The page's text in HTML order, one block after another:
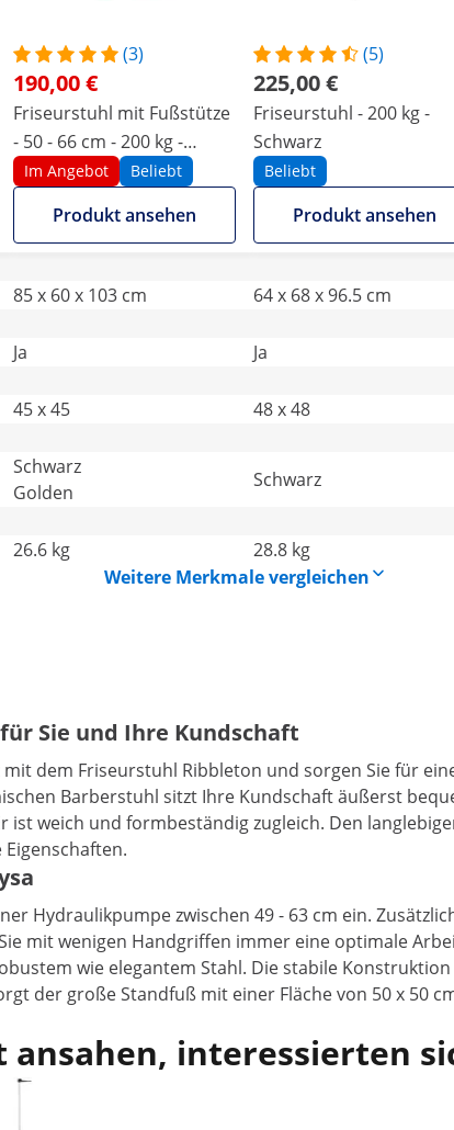
(3)
190,00 €
Friseurstuhl mit Fußstütze
- 50 - 66 cm - 200 kg -
Schwarz, Golden
Im Angebot Beliebt
Produkt ansehen
(5)
225,00 €
Friseurstuhl - 200 kg -
Schwarz
Beliebt
Produkt ansehen
85 x 60 x 103 cm 64 x 68 x 96.5 cm
Ja Ja
45 x 45 48 x 48
Schwarz
Golden
Schwarz
26.6 kg 28.8 kg
Weitere Merkmale vergleichen
Sie und Ihre Kundschaft
dem Friseurstuhl Ribbleton und sorgen Sie für
Barberstuhl sitzt Ihre Kundschaft äußerst
weich und formbeständig zugleich. Den
Hydraulikpumpe zwischen 49 - 63 cm ein.
mit wenigen Handgriffen immer eine optimale
wie elegantem Stahl. Die stabile
der große Standfuß mit einer Fläche von 50 x 50
ansahen, interessierten